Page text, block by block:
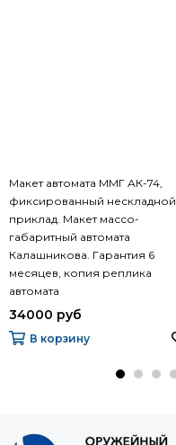
Макет автомата ММГ АК-74,
фиксированный нескладной
приклад. Макет массо-
габаритный автомата
Калашникова. Гарантия 6
месяцев, копия реплика
автомата
34000 руб
В корзину